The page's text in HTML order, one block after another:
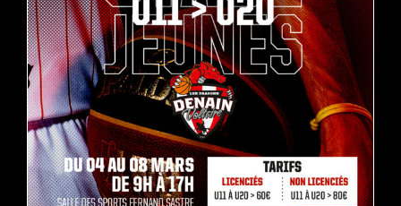
STAGE JEUNE MARS 2024
interview